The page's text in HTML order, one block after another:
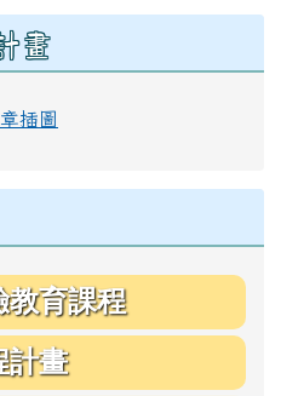
畫
教育課程
計畫